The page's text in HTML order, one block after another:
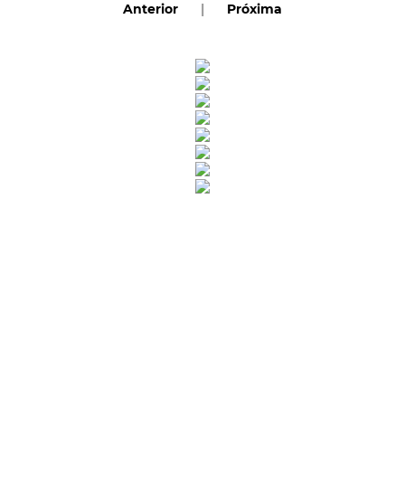
Anterior | Próxima